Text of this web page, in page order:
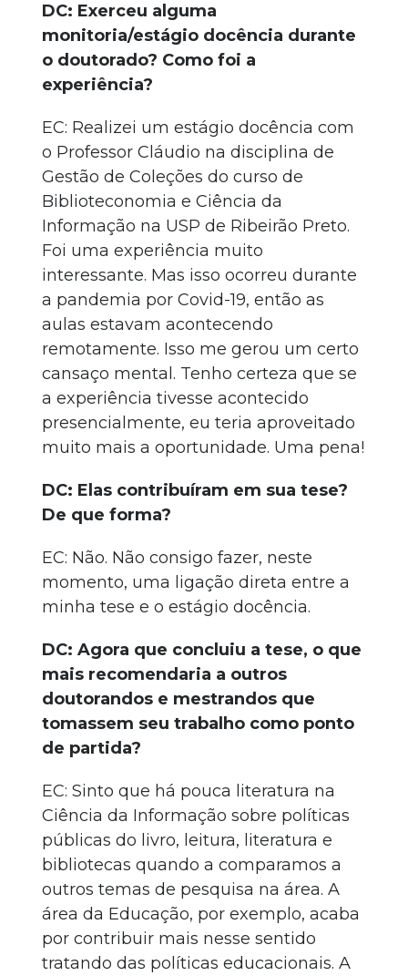
DC: Exerceu alguma
monitoria/estágio docência durante
o doutorado? Como foi a
experiência?
EC: Realizei um estágio docência com
o Professor Cláudio na disciplina de
Gestão de Coleções do curso de
Biblioteconomia e Ciência da
Informação na USP de Ribeirão Preto.
Foi uma experiência muito
interessante. Mas isso ocorreu durante
a pandemia por Covid-19, então as
aulas estavam acontecendo
remotamente. Isso me gerou um certo
cansaço mental. Tenho certeza que se
a experiência tivesse acontecido
presencialmente, eu teria aproveitado
muito mais a oportunidade. Uma pena!
DC: Elas contribuíram em sua tese?
De que forma?
EC: Não. Não consigo fazer, neste
momento, uma ligação direta entre a
minha tese e o estágio docência.
DC: Agora que concluiu a tese, o que
mais recomendaria a outros
doutorandos e mestrandos que
tomassem seu trabalho como ponto
de partida?
EC: Sinto que há pouca literatura na
Ciência da Informação sobre políticas
públicas do livro, leitura, literatura e
bibliotecas quando a comparamos a
outros temas de pesquisa na área. A
área da Educação, por exemplo, acaba
por contribuir mais nesse sentido
tratando das políticas educacionais. A